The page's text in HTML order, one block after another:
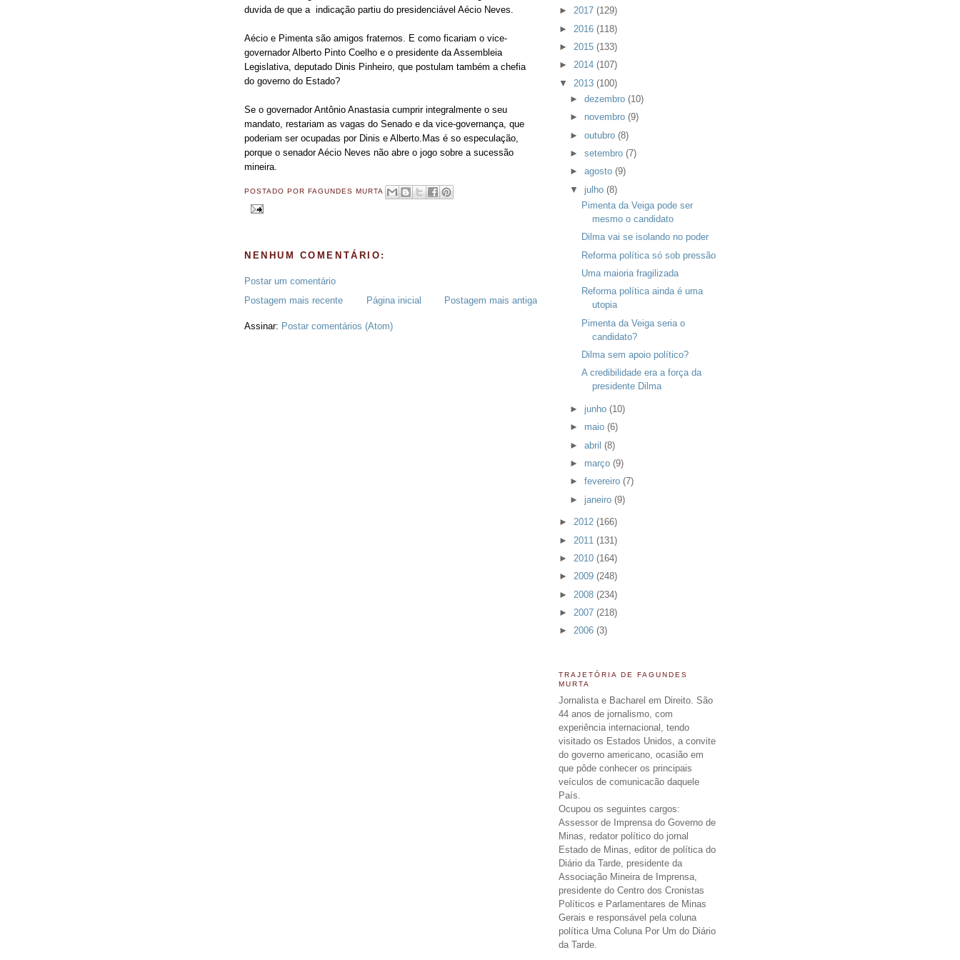
duvida de que a indicação partiu do presidenciável Aécio Neves.
Aécio e Pimenta são amigos fraternos. E como ficariam o vice-
governador Alberto Pinto Coelho e o presidente da Assembleia
Legislativa, deputado Dinis Pinheiro, que postulam também a chefia
do governo do Estado?
Se o governador Antônio Anastasia cumprir integralmente o seu
mandato, restariam as vagas do Senado e da vice-governança, que
poderiam ser ocupadas por Dinis e Alberto.Mas é so especulação,
porque o senador Aécio Neves não abre o jogo sobre a sucessão
mineira.
POSTADO POR FAGUNDES MURTA
NENHUM COMENTÁRIO:
Postar um comentário
Postagem mais recente
Postagem mais antiga
Página inicial
Assinar: Postar comentários (Atom)
► 2017 (129)
► 2016 (118)
► 2015 (133)
► 2014 (107)
▼ 2013 (100)
►dezembro(10)
► novembro(9)
►outubro(8)
►setembro(7)
►agosto(9)
▼ julho(8)
Pimenta da Veiga pode ser
mesmo o candidato
Dilma vai se isolando no poder
Reforma política só sob pressão
Uma maioria fragilizada
Reforma política ainda é uma
utopia
Pimenta da Veiga seria o
candidato?
Dilma sem apoio político?
A credibilidade era a força da
presidente Dilma
► junho(10)
► maio(6)
►abril(8)
► março(9)
►fevereiro(7)
► janeiro(9)
► 2012 (166)
► 2011 (131)
► 2010 (164)
► 2009 (248)
► 2008 (234)
► 2007 (218)
► 2006 (3)
TRAJETÓRIA DE FAGUNDES
MURTA
Jornalista e Bacharel em Direito. São
44 anos de jornalismo, com
experiência internacional, tendo
visitado os Estados Unidos, a convite
do governo americano, ocasião em
que pôde conhecer os principais
veículos de comunicacão daquele
País.
Ocupou os seguintes cargos:
Assessor de Imprensa do Governo de
Minas, redator político do jornal
Estado de Minas, editor de política do
Diário da Tarde, presidente da
Associação Mineira de Imprensa,
presidente do Centro dos Cronistas
Políticos e Parlamentares de Minas
Gerais e responsável pela coluna
política Uma Coluna Por Um do Diário
da Tarde.